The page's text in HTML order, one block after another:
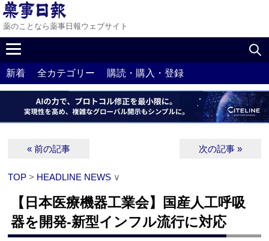
薬のことなら薬事日報ウェブサイト
新着 全カテゴリー 購読・購入・登録
« 前の記事 次の記事 »
TOP > HEADLINE NEWS ∨
【日本医療機器工業会】国産人工呼吸
器を開発‐新型インフル流行に対応